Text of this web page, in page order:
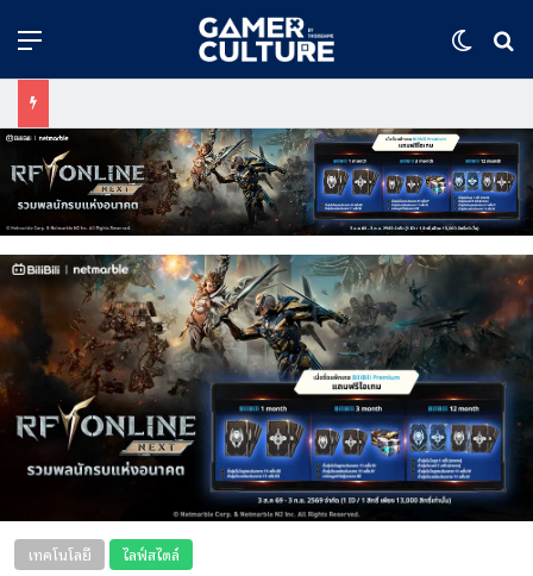
Menu
เทคโนโลยี ไลฟ์สไตล์